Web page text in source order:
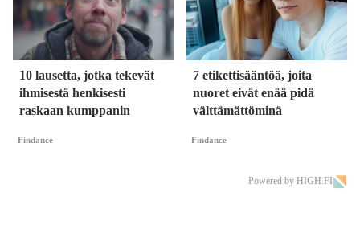
10 lausetta, jotka tekevät
ihmisestä henkisesti
raskaan kumppanin
Findance
7 etikettisääntöä, joita
nuoret eivät enää pidä
välttämättöminä
Findance
Powered by HIGH.FI